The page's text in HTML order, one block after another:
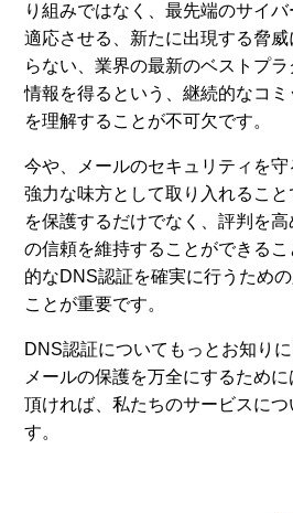
り組みではなく、最先端のサイ
適応させる、新たに出現する脅
らない、業界の最新のベストプ
情報を得るという、継続的なコ
を理解することが不可欠です。
今や、メールのセキュリティを
強力な味方として取り入れるこ
を保護するだけでなく、評判を
の信頼を維持することができる
的なDNS認証を確実に行うため
ことが重要です。
DNS認証についてもっとお知り
メールの保護を万全にするため
頂ければ、私たちのサービスに
す。